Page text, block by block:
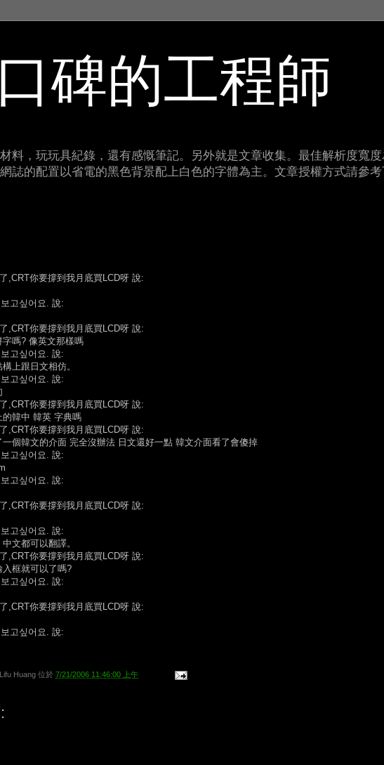
碑的工程師
料，玩玩具紀錄，還有感慨筆記。另外就是文章收集。最佳解析度寬
誌的配置以省電的黑色背景配上白色的字體為主。文章授權方式請參考
,CRT你要撐到我月底買LCD呀 說:
고싶어요. 說:
,CRT你要撐到我月底買LCD呀 說:
嗎? 像英文那樣嗎
고싶어요. 說:
上跟日文相仿。
고싶어요. 說:
,CRT你要撐到我月底買LCD呀 說:
的韓中 韓英 字典嗎
,CRT你要撐到我月底買LCD呀 說:
一個韓文的介面 完全沒辦法 日文還好一點 韓文介面看了會傻掉
고싶어요. 說:
고싶어요. 說:
,CRT你要撐到我月底買LCD呀 說:
고싶어요. 說:
文都可以翻譯。
,CRT你要撐到我月底買LCD呀 說:
框就可以了嗎?
고싶어요. 說:
,CRT你要撐到我月底買LCD呀 說:
고싶어요. 說:
Huang 位於 7/21/2006 11:46:00 上午